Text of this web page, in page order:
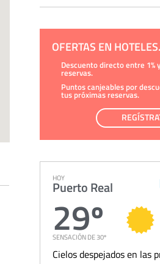
OFERTAS EN
Descuento directo entre 1%
reservas.
Puntos canjeables por
tus próximas reservas.
HOY
Puerto Real
29º
SENSACIÓN DE 30º
Cielos despejados en las